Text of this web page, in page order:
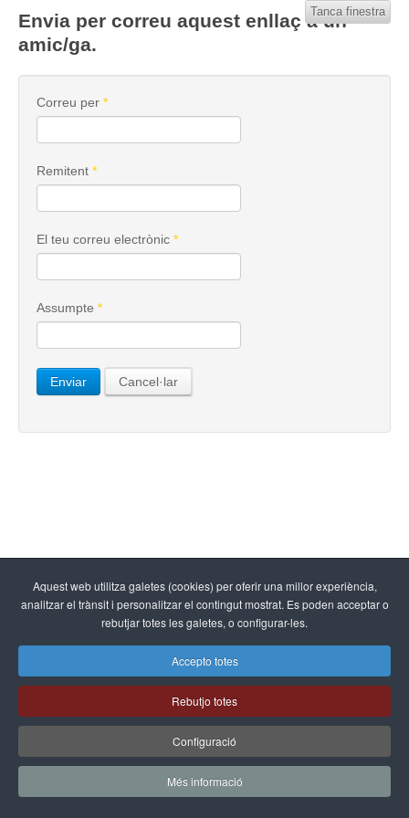
Envia per correu aquest enllaç a un
amic/ga.
Tanca finestra
Correu per *
Remitent *
El teu correu electrònic *
Assumpte *
Enviar Cancel·lar
Aquest web utilitza galetes (cookies) per oferir una millor experiència,
analitzar el trànsit i personalitzar el contingut mostrat. Es poden acceptar o
rebutjar totes les galetes, o configurar-les.
Accepto totes
Rebutjo totes
Configuració
Més informació